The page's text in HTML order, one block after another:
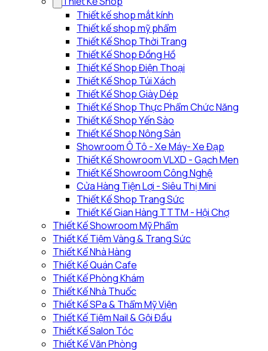
Thiết kế shop mắt kính
Thiết kế shop mỹ phẩm
Thiết Kế Shop Thời Trang
Thiết Kế Shop Đồng Hồ
Thiết Kế Shop Điện Thoại
Thiết Kế Shop Túi Xách
Thiết Kế Shop Giày Dép
Thiết Kế Shop Thực Phẩm Chức Năng
Thiết Kế Shop Yến Sào
Thiết Kế Shop Nông Sản
Showroom Ô Tô - Xe Máy- Xe Đạp
Thiết Kế Showroom VLXD - Gạch Men
Thiết Kế Showroom Công Nghệ
Cửa Hàng Tiện Lợi - Siêu Thị Mini
Thiết Kế Shop Trang Sức
Thiết Kế Gian Hàng TTTM - Hội Chợ
Thiết Kế Showroom Mỹ Phẩm
Thiết Kế Tiệm Vàng & Trang Sức
Thiết Kế Nhà Hàng
Thiết Kế Quán Cafe
Thiết Kế Phòng Khám
Thiết Kế Nhà Thuốc
Thiết Kế SPa & Thẩm Mỹ Viện
Thiết Kế Tiệm Nail & Gội Đầu
Thiết Kế Salon Tóc
Thiết Kế Văn Phòng